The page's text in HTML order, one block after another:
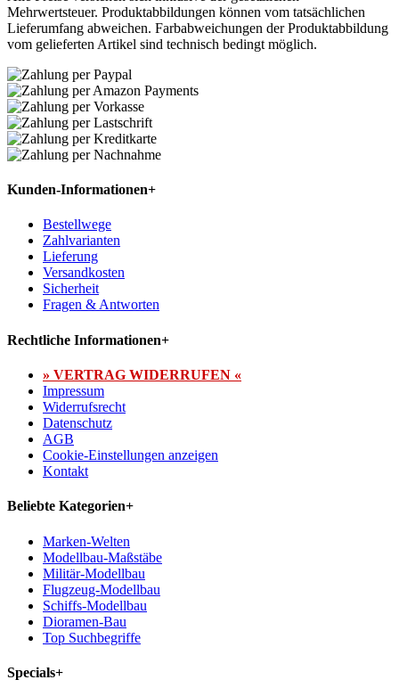
Mehrwertsteuer. Produktabbildungen können vom tatsächlichen
Lieferumfang abweichen. Farbabweichungen der Produktabbildung
vom gelieferten Artikel sind technisch bedingt möglich.
Kunden-Informationen+
Bestellwege
Zahlvarianten
Lieferung
Versandkosten
Sicherheit
Fragen & Antworten
Rechtliche Informationen+
» VERTRAG WIDERRUFEN «
Impressum
Widerrufsrecht
Datenschutz
AGB
Cookie-Einstellungen anzeigen
Kontakt
Beliebte Kategorien+
Marken-Welten
Modellbau-Maßstäbe
Militär-Modellbau
Flugzeug-Modellbau
Schiffs-Modellbau
Dioramen-Bau
Top Suchbegriffe
Specials+